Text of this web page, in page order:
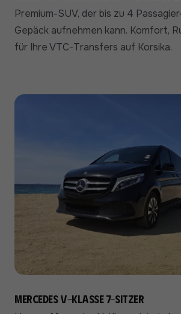
Premium-SUV, der bis zu 4
Gepäck aufnehmen kann. Komfort,
für Ihre VTC-Transfers auf Korsika.
Mercedes V-Klasse 7-Sitzer